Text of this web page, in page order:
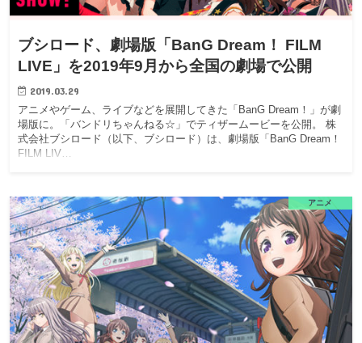
ブシロード、劇場版「BanG Dream！ FILM
LIVE」を2019年9月から全国の劇場で公開
2019.03.29
アニメやゲーム、ライブなどを展開してきた「BanG Dream！」が劇
場版に。「バンドリちゃんねる☆」でティザームービーを公開。 株
式会社ブシロード（以下、ブシロード）は、劇場版「BanG Dream！
FILM LIV…
アニメ